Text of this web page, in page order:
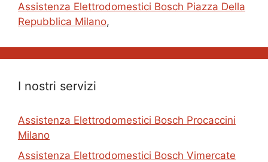
Assistenza Elettrodomestici Bosch Piazza Della
Repubblica Milano,
I nostri servizi
Assistenza Elettrodomestici Bosch Procaccini
Milano
Assistenza Elettrodomestici Bosch Vimercate